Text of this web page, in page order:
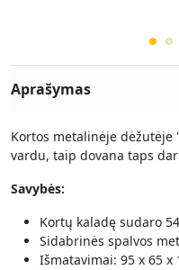
Aprašymas
Kortos metalinėje dėžutėje
vardu, taip dovana taps
Savybės:
Kortų kaladę sudaro
Sidabrinės spalvos
Išmatavimai: 95 x 65 x